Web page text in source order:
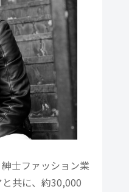
士ファッション業
共に、約30,000